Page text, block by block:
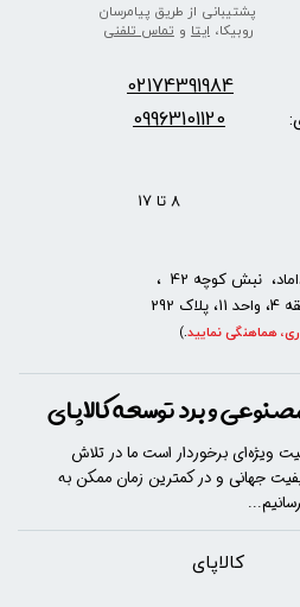
پشتیبانی از طریق پیامرسان
روبیکا، ایتا و تماس تلفنی
​​کالاپای
و برد توسعه کالاپای
ویژه‌ای برخوردار است ما در تلاش
جهانی و در کمترین زمان ممکن به
02174391984
09963101120
8 تا 17
نبش کوچه 42 ،
292
هماهنگی نمایید.
)